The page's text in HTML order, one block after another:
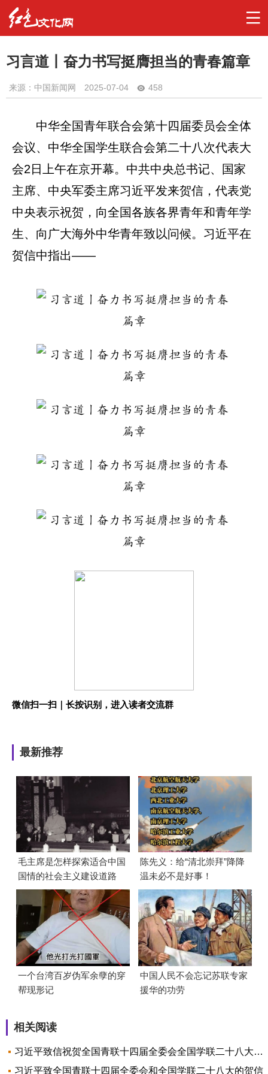
习言道丨奋力书写挺膺担当的青春篇章
来源：中国新闻网 2025-07-04 458
中华全国青年联合会第十四届委员会全体
会议、中华全国学生联合会第二十八次代表大
会2日上午在京开幕。中共中央总书记、国家
主席、中央军委主席习近平发来贺信，代表党
中央表示祝贺，向全国各族各界青年和青年学
生、向广大海外中华青年致以问候。习近平在
贺信中指出——
微信扫一扫｜长按识别，进入读者交流群
最新推荐
毛主席是怎样探索适合中国
国情的社会主义建设道路
的？
陈先义：给“清北崇拜”降降
温未必不是好事！
一个台湾百岁伪军余孽的穿
帮现形记
中国人民不会忘记苏联专家
援华的功劳
相关阅读
习近平致信祝贺全国青联十四届全委会全国学联二十八大召开
习近平致全国青联十四届全委会和全国学联二十八大的贺信